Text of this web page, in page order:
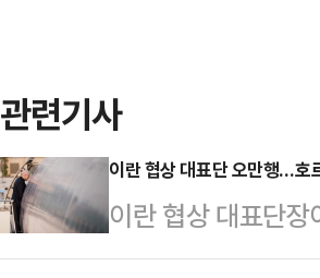
관련기사
이란 협상 대표단 오만행…호
이란 협상 대표단
할 예정이다. 미국